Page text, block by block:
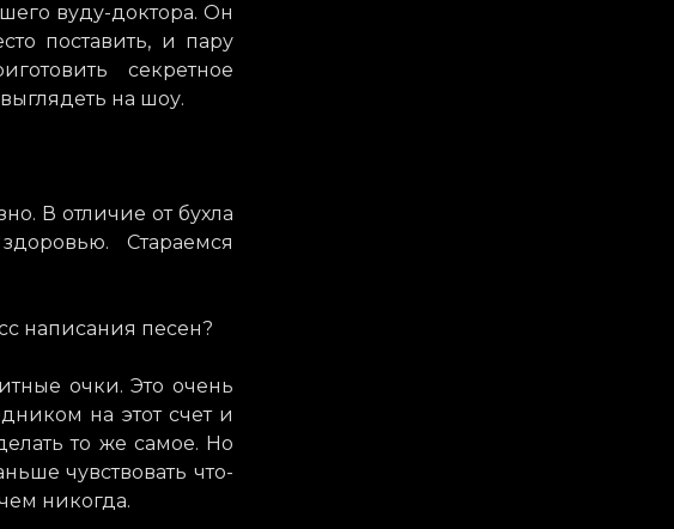
вуду-доктора. Он
поставить, и пару
секретное
на шоу.
В отличие от бухла
Стараемся
написания песен?
очки. Это очень
на этот счет и
то же самое. Но
чувствовать что-
никогда.